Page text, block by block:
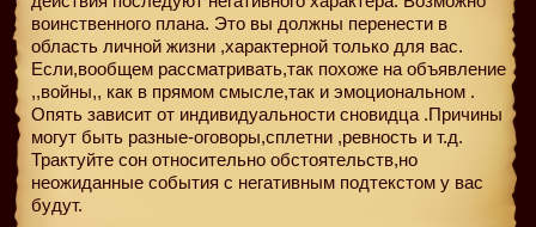
воинственного плана. Это вы должны перенести в
область личной жизни ,характерной только для вас.
Если,вообщем рассматривать,так похоже на объявление
,,войны,, как в прямом смысле,так и эмоциональном .
Опять зависит от индивидуальности сновидца .Причины
могут быть разные-оговоры,сплетни ,ревность и т.д.
Трактуйте сон относительно обстоятельств,но
неожиданные события с негативным подтекстом у вас
будут.